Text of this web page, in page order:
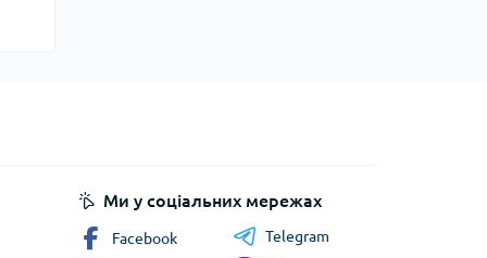
Ми у соціальних мережах
Facebook
Telegram